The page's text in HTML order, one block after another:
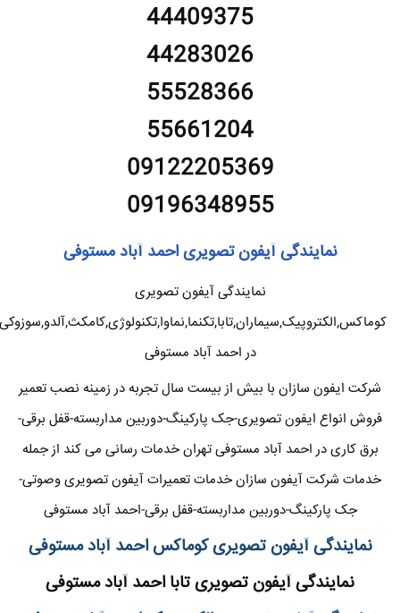
44409375
44283026
55528366
55661204
09122205369
09196348955
نمایندگی آیفون تصویری احمد آباد مستوفی
نمایندگی آیفون تصویری
کوماکس,الکتروپیک,سیماران,تابا,تکنما,نماوا,تکنولوژی,کامکث,آلدو,سوزوکی
در احمد آباد مستوفی
شرکت ایفون سازان با بیش از بیست سال تجربه در زمینه نصب تعمیر
فروش انواع ایفون تصویری-جک پارکینگ-دوربین مداربسته-قفل برقی-
برق کاری در احمد آباد مستوفی تهران خدمات رسانی می کند از جمله
خدمات شرکت آیفون سازان خدمات تعمیرات آیفون تصویری وصوتی-
جک پارکینگ-دوربین مداربسته-قفل برقی-احمد آباد مستوفی
نمایندگی آیفون تصویری کوماکس احمد آباد مستوفی
نمایندگی آیفون تصویری تابا احمد آباد مستوفی